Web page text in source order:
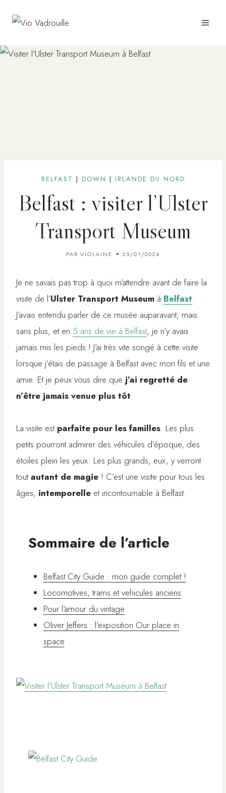
BELFAST | DOWN | IRLANDE DU NORD
Belfast : visiter l’Ulster
Transport Museum
PAR VIOLAINE 25/01/2024
Je ne savais pas trop à quoi m’attendre avant de faire la
visite de l’Ulster Transport Museum à Belfast.
J’avais entendu parler de ce musée auparavant, mais
sans plus, et en 5 ans de vie à Belfast, je n’y avais
jamais mis les pieds ! J’ai très vite songé à cette visite
lorsque j’étais de passage à Belfast avec mon fils et une
amie. Et je peux vous dire que j’ai regretté de
n’être jamais venue plus tôt.
La visite est parfaite pour les familles. Les plus
petits pourront admirer des véhicules d’époque, des
étoiles plein les yeux. Les plus grands, eux, y verront
toutautant de magie ! C’est une visite pour tous les
âges, intemporelle et incontournable à Belfast.
Sommaire de l’article
Belfast City Guide : mon guide complet !
Locomotives, trams et vehicules anciens
Pour l'amour du vintage
Oliver Jeffers : l'exposition Our place in
space